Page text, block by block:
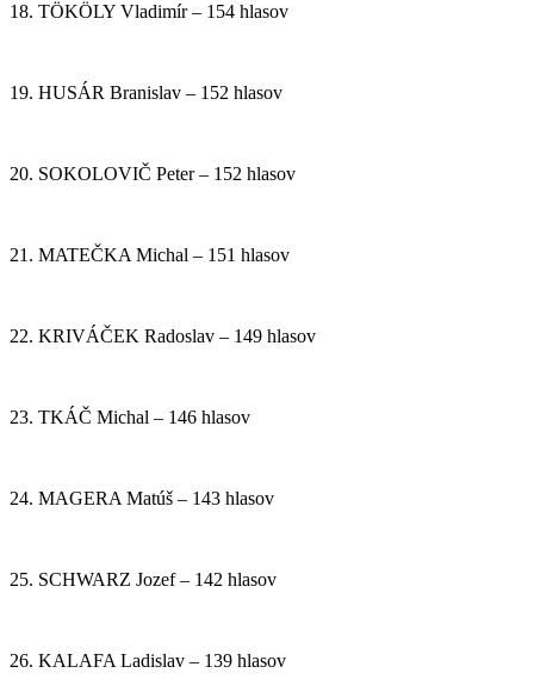
18. TÖKÖLY Vladimír – 154 hlasov
19. HUSÁR Branislav – 152 hlasov
20. SOKOLOVIČ Peter – 152 hlasov
21. MATEČKA Michal – 151 hlasov
22. KRIVÁČEK Radoslav – 149 hlasov
23. TKÁČ Michal – 146 hlasov
24. MAGERA Matúš – 143 hlasov
25. SCHWARZ Jozef – 142 hlasov
26. KALAFA Ladislav – 139 hlasov